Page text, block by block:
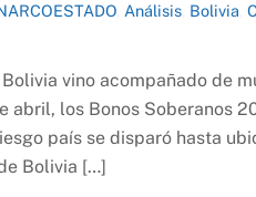
, Análisis, Bolivia
vino acompañado de
abril, los Bonos Soberanos
país se disparó hasta
Bolivia […]